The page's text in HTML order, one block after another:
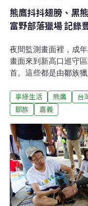
熊鷹抖抖翅膀、黑
富野部落獵場 記錄
夜間監測畫面裡，成
畫面來到新高口巡守
首。這些都是由鄒族
入台灣黑熊保育工作
自然保育署嘉義分署
地、入侵自主通報外
動相機。今年5至6月
獵人湯志卿三度在新
又在特富野部落獵場
到一隻黑熊成年個體
落社區所拍攝的黑熊
布、生態習性監測資
享綠生活 熊鷹 台
鄒族
嘉義